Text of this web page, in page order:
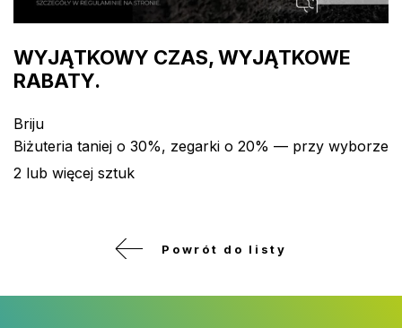
WYJĄTKOWY CZAS, WYJĄTKOWE
RABATY.
Briju
Biżuteria taniej o 30%, zegarki o 20% — przy wyborze
2 lub więcej sztuk
Powrót do listy